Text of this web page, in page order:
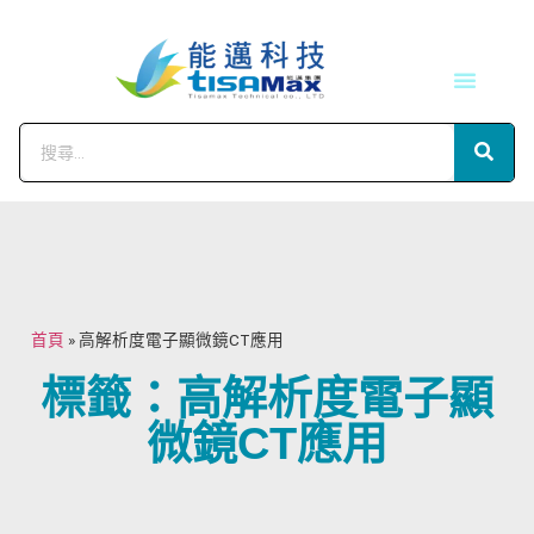
首頁 »高解析度電子顯微鏡CT應用
標籤：高解析度電子顯
微鏡CT應用